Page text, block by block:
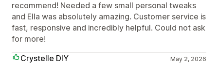
recommend! Needed a few small personal tweaks
and Ella was absolutely amazing. Customer service is
fast, responsive and incredibly helpful. Could not ask
for more!
Crystelle DIY
May 2, 2026